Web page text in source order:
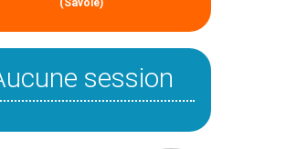
session